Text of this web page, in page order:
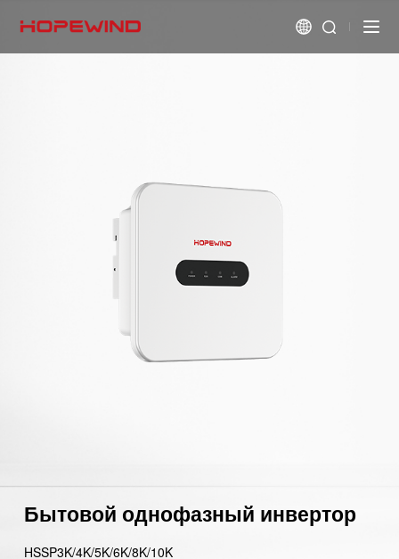
Бытовой однофазный инвертор
HSSP3K/4K/5K/6K/8K/10K